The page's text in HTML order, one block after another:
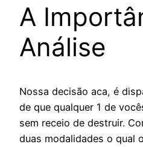
A
Análise
Nossa decisão aca, é
de que qualquer 1 de
sem receio de destruir.
duas modalidades o qual